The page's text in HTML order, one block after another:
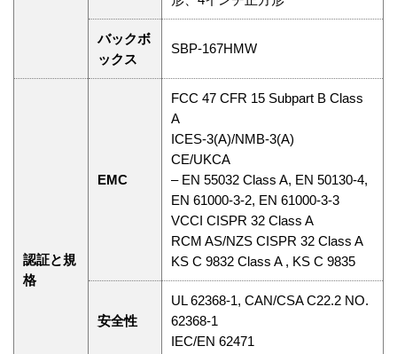
バックボ
ックス
SBP-167HMW
認証と規
格
EMC
FCC 47 CFR 15 Subpart B Class
A
ICES-3(A)/NMB-3(A)
CE/UKCA
– EN 55032 Class A, EN 50130-4,
EN 61000-3-2, EN 61000-3-3
VCCI CISPR 32 Class A
RCM AS/NZS CISPR 32 Class A
KS C 9832 Class A , KS C 9835
安全性
UL 62368-1, CAN/CSA C22.2 NO.
62368-1
IEC/EN 62471